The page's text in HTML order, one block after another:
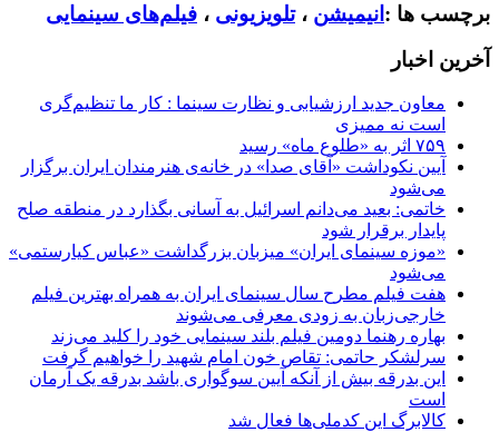
برچسب ها : انیمیشن ،تلویزیونی ، فیلم‌های سینمایی
آخرین اخبار
معاون جدید ارزشیابی و نظارت سینما : کار ما تنظیم‌گری
است نه ممیزی
۷۵۹ اثر به «طلوع ماه» رسید
آیین نکوداشت «آقای صدا» در خانه‌ی هنرمندان ایران برگزار
می‌شود
خاتمی: بعید می‌دانم اسرائیل به آسانی بگذارد در منطقه صلح
پایدار برقرار شود
«موزه سینمای ایران» میزبان بزرگداشت «عباس کیارستمی»
می‌شود
هفت فیلم مطرح سال سینمای ایران به همراه بهترین فیلم
خارجی‌زبان به زودی معرفی می‌شوند
بهاره رهنما دومین فیلم بلند سینمایی خود را کلید می‌زند
سرلشکر حاتمی: تقاص خون امام شهید را خواهیم گرفت
این بدرقه بیش از آنکه آیین سوگواری باشد بدرقه یک آرمان
است
کالابرگ این کدملی‌ها فعال شد